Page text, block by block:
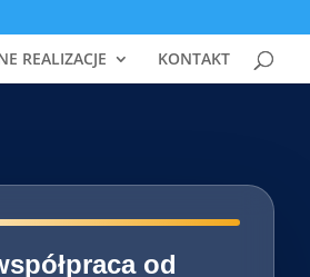
REALIZACJE KONTAKT
od